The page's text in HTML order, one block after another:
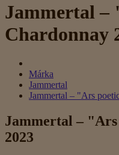
Jammertal –
Chardonnay
Márka
Jammertal
Jammertal – "Ars
Jammertal –
2023